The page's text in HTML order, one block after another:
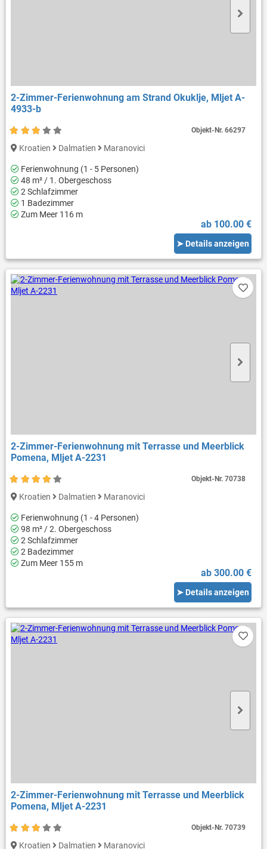
2-Zimmer-Ferienwohnung am Strand Okuklje, Mljet A-
4933-b
Kroatien Dalmatien Maranovici
Ferienwohnung (1 - 5 Personen)
48 m² / 1. Obergeschoss
2 Schlafzimmer
1 Badezimmer
Zum Meer 116 m
ab 100.00 €
➤ Details anzeigen
Objekt-Nr.66297
2-Zimmer-Ferienwohnung mit Terrasse und Meerblick
Pomena, Mljet A-2231
Kroatien Dalmatien Maranovici
Ferienwohnung (1 - 4 Personen)
98 m² / 2. Obergeschoss
2 Schlafzimmer
2 Badezimmer
Zum Meer 155 m
ab 300.00 €
➤ Details anzeigen
Objekt-Nr.70738
2-Zimmer-Ferienwohnung mit Terrasse und Meerblick
Pomena, Mljet A-2231
Kroatien Dalmatien Maranovici
Objekt-Nr.70739